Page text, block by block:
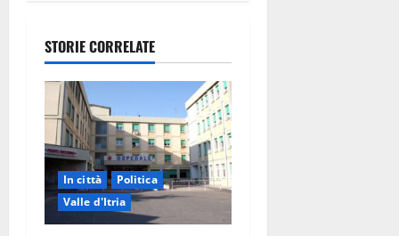
STORIE CORRELATE
In città
Politica
Valle d'Itria